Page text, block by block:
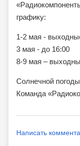
графику:
1-2 мая -
3 мая - до 16:00
8-9 мая –
Солнечной
Команда
Написать